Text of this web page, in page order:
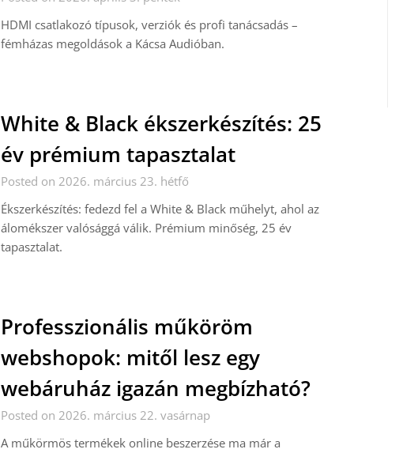
HDMI csatlakozó típusok, verziók és profi tanácsadás –
fémházas megoldások a Kácsa Audióban.
White & Black ékszerkészítés: 25
év prémium tapasztalat
Posted on 2026. március 23. hétfő
Ékszerkészítés: fedezd fel a White & Black műhelyt, ahol az
álomékszer valósággá válik. Prémium minőség, 25 év
tapasztalat.
Professzionális műköröm
webshopok: mitől lesz egy
webáruház igazán megbízható?
Posted on 2026. március 22. vasárnap
A műkörmös termékek online beszerzése ma már a